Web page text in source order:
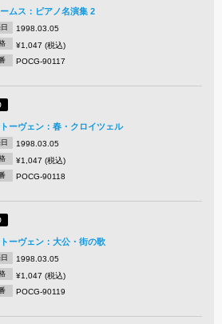
ムス：ピアノ名演集 2
1998.03.05
¥1,047 (税込)
POCG-90117
ーヴェン：春・クロイツェル
1998.03.05
¥1,047 (税込)
POCG-90118
ーヴェン：大公・街の歌
1998.03.05
¥1,047 (税込)
POCG-90119